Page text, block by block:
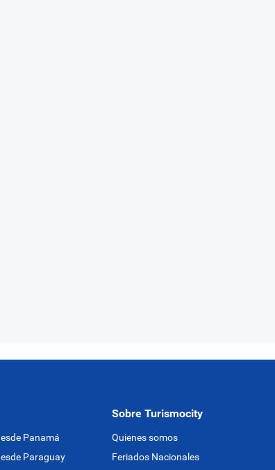
Panamá
Paraguay
Sobre Turismocity
Quienes somos
Feriados Nacionales